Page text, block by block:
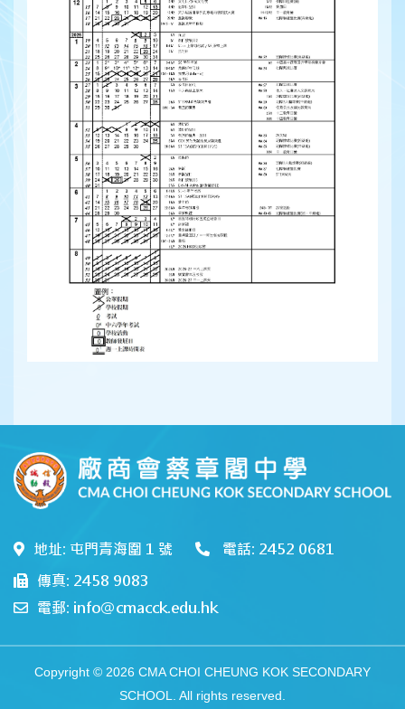
地址: 屯門青海圍 1 號
電話: 2452 0681
傳真: 2458 9083
電郵: info@cmacck.edu.hk
Copyright © 2026 CMA CHOI CHEUNG KOK SECONDARY
SCHOOL. All rights reserved.